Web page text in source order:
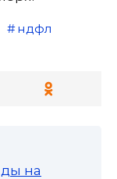
ндфл
на